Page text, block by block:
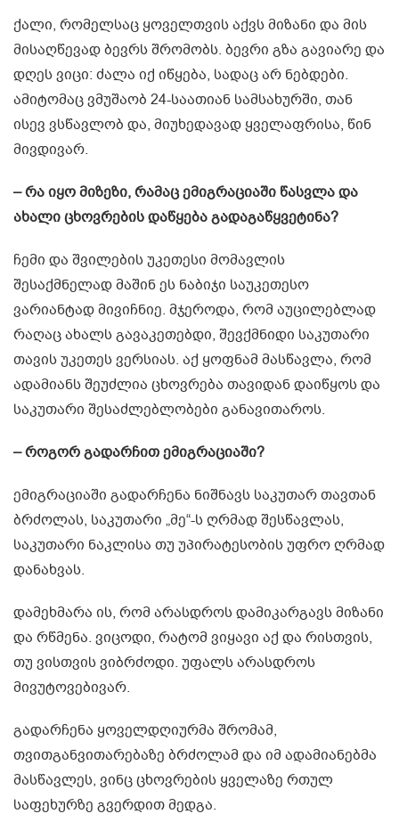
ქალი, რომელსაც ყოველთვის აქვს მიზანი და მის
მისაღწევად ბევრს შრომობს. ბევრი გზა გავიარე და
დღეს ვიცი: ძალა იქ იწყება, სადაც არ ნებდები.
ამიტომაც ვმუშაობ 24-საათიან სამსახურში, თან
ისევ ვსწავლობ და, მიუხედავად ყველაფრისა, წინ
მივდივარ.
– რა იყო მიზეზი, რამაც ემიგრაციაში წასვლა და
ახალი ცხოვრების დაწყება გადაგაწყვეტინა?
ჩემი და შვილების უკეთესი მომავლის
შესაქმნელად მაშინ ეს ნაბიჯი საუკეთესო
ვარიანტად მივიჩნიე. მჯეროდა, რომ აუცილებლად
რაღაც ახალს გავაკეთებდი, შევქმნიდი საკუთარი
თავის უკეთეს ვერსიას. აქ ყოფნამ მასწავლა, რომ
ადამიანს შეუძლია ცხოვრება თავიდან დაიწყოს და
საკუთარი შესაძლებლობები განავითაროს.
– როგორ გადარჩით ემიგრაციაში?
ემიგრაციაში გადარჩენა ნიშნავს საკუთარ თავთან
ბრძოლას, საკუთარი „მე“-ს ღრმად შესწავლას,
საკუთარი ნაკლისა თუ უპირატესობის უფრო ღრმად
დანახვას.
დამეხმარა ის, რომ არასდროს დამიკარგავს მიზანი
და რწმენა. ვიცოდი, რატომ ვიყავი აქ და რისთვის,
თუ ვისთვის ვიბრძოდი. უფალს არასდროს
მივუტოვებივარ.
გადარჩენა ყოველდღიურმა შრომამ,
თვითგანვითარებაზე ბრძოლამ და იმ ადამიანებმა
მასწავლეს, ვინც ცხოვრების ყველაზე რთულ
საფეხურზე გვერდით მედგა.